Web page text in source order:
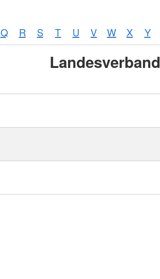
Q R S T U V W X Y
Landesverband